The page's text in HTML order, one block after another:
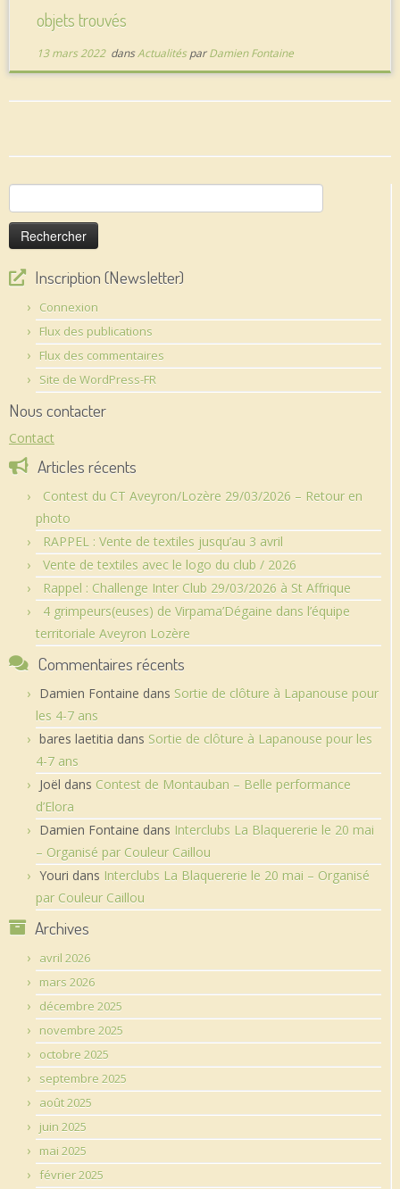
objets trouvés
13 mars 2022dansActualités parDamien Fontaine
Rechercher :
Inscription (Newsletter)
Connexion
Flux des publications
Flux des commentaires
Site de WordPress-FR
Nous contacter
Contact
Articles récents
Contest du CT Aveyron/Lozère 29/03/2026 – Retour en
photo
RAPPEL : Vente de textiles jusqu’au 3 avril
Vente de textiles avec le logo du club / 2026
Rappel : Challenge Inter Club 29/03/2026 à St Affrique
4 grimpeurs(euses) de Virpama’Dégaine dans l’équipe
territoriale Aveyron Lozère
Commentaires récents
Damien Fontaine dans Sortie de clôture à Lapanouse pour
les 4-7 ans
bares laetitia dans Sortie de clôture à Lapanouse pour les
4-7 ans
Joël dans Contest de Montauban – Belle performance
d’Elora
Damien Fontaine dans Interclubs La Blaquererie le 20 mai
– Organisé par Couleur Caillou
Youri dans Interclubs La Blaquererie le 20 mai – Organisé
par Couleur Caillou
Archives
avril 2026
mars 2026
décembre 2025
novembre 2025
octobre 2025
septembre 2025
août 2025
juin 2025
mai 2025
février 2025